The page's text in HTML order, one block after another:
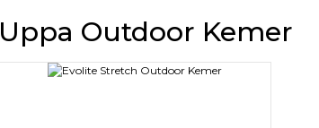
Uppa Outdoor Kemer